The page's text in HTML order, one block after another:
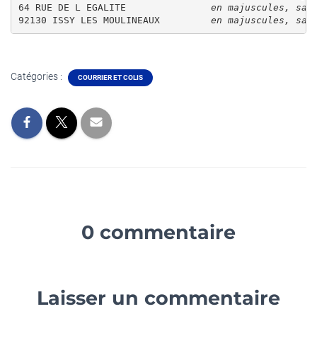
64 RUE DE L EGALITE
92130 ISSY LES MOULINEAUX en majuscules,
Catégories : COURRIER ET COLIS
0 commentaire
Laisser un commentaire